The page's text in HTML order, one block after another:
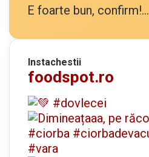
E foarte bun, confirm!...
Instachestii
foodspot.ro